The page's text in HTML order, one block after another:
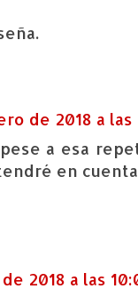
de 2018 a las
a esa
en
2018 a las